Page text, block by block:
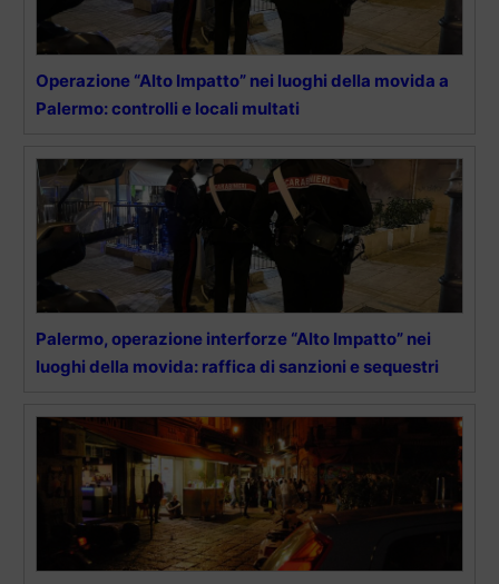
Operazione “Alto Impatto” nei luoghi della movida a
Palermo: controlli e locali multati
Palermo, operazione interforze “Alto Impatto” nei
luoghi della movida: raffica di sanzioni e sequestri